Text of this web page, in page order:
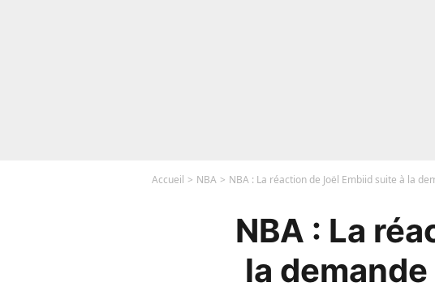
Accueil NBA NBA : La réaction de Joël Embiid suite à la
NBA : La
la